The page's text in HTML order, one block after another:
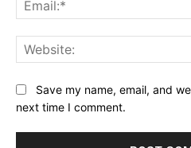
Save my name, email, and
next time I comment.